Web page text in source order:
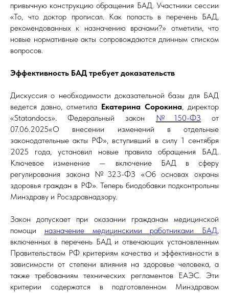
привычную конструкцию обращения БАД. Участники сессии
«То, что доктор прописал. Как попасть в перечень БАД,
рекомендованных к назначению врачами?» отметили, что
новые нормативные акты сопровождаются длинным списком
вопросов.
Эффективность БАД требует доказательств
Дискуссия о необходимости доказательной базы для БАД
ведется давно, отметила Екатерина Сорокина, директор
«Statandocs». Федеральный закон
№150-ФЗ от
07.06.2025«О внесении изменений в отдельные
законодательные акты РФ», вступивший в силу 1 сентября
2025 года, установил новые правила обращения БАД.
Ключевое изменение — включение БАД в сферу
регулирования закона №323-ФЗ «Об основах охраны
здоровья граждан в РФ». Теперь биодобавки подконтрольны
Минздраву и Росздравнадзору.
Закон допускает при оказании гражданам медицинской
помощи назначение медицинскими работниками БАД,
включенных в перечень БАД и отвечающих установленным
Правительством РФ критериям качества и эффективности в
зависимости от степени влияния на здоровье человека, а
также требованиям технических регламентов ЕАЭС. Эти
критерии содержатся в подготовленном Минздравом